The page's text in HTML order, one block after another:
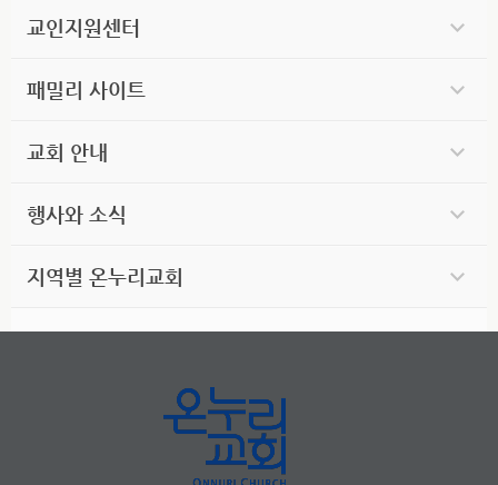
교인지원센터
패밀리 사이트
교회 안내
행사와 소식
지역별 온누리교회